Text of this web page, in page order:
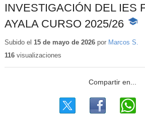
INVESTIGACIÓN DEL IES
AYALA CURSO 2025/26 -
Subido el 15 de mayo de 2026por Marcos S.
116visualizaciones